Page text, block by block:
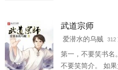
武道宗师
爱潜水的乌贼 312
第一，不要笑书名
不要笑简介。 如